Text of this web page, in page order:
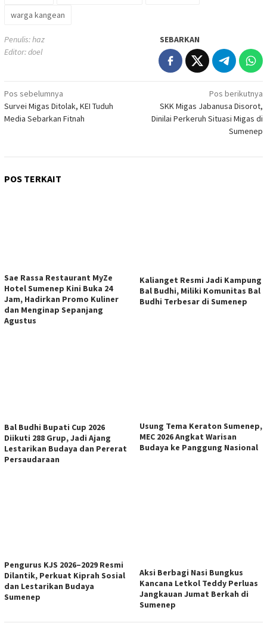
warga kangean
Penulis: haz
Editor: doel
SEBARKAN
Navigasi
pos
Pos sebelumnya
Survei Migas Ditolak, KEI Tuduh
Media Sebarkan Fitnah
Pos berikutnya
SKK Migas Jabanusa Disorot,
Dinilai Perkeruh Situasi Migas di
Sumenep
POS TERKAIT
Sae Rassa Restaurant MyZe
Hotel Sumenep Kini Buka 24
Jam, Hadirkan Promo Kuliner
dan Menginap Sepanjang
Agustus
Kalianget Resmi Jadi Kampung
Bal Budhi, Miliki Komunitas Bal
Budhi Terbesar di Sumenep
Bal Budhi Bupati Cup 2026
Diikuti 288 Grup, Jadi Ajang
Lestarikan Budaya dan Pererat
Persaudaraan
Usung Tema Keraton Sumenep,
MEC 2026 Angkat Warisan
Budaya ke Panggung Nasional
Pengurus KJS 2026–2029 Resmi
Dilantik, Perkuat Kiprah Sosial
dan Lestarikan Budaya
Sumenep
Aksi Berbagi Nasi Bungkus
Kancana Letkol Teddy Perluas
Jangkauan Jumat Berkah di
Sumenep